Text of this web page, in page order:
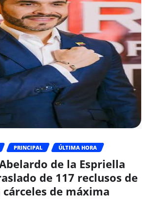
PRINCIPAL ÚLTIMA HORA
de la Espriella
de 117 reclusos de
de máxima